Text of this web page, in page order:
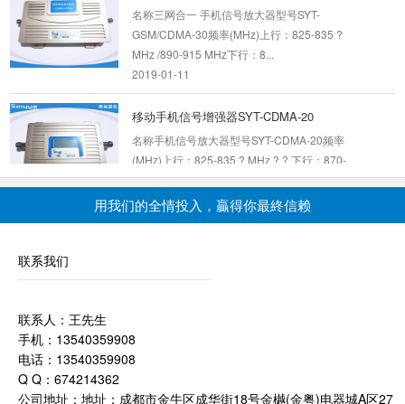
GSM/CDMA-30频率(MHz)上行：825-835 ?
MHz /890-915 MHz下行：8...
(MHz)上行：825-835 ? MHz ? ? 下行：870-
2019-01-11
(MHz)上行：1710-1785MHz下行：1805-1880
CDMA/GSM八木天线
用我们的全情投入，贏得你最終信赖
联系我们
联系人：王先生
手机：13540359908
电话：13540359908
Q Q：674214362
公司地址：地址：成都市金牛区成华街18号金樾(金粤)电器城A区27